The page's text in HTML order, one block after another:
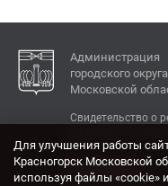
Администрация
городского
Московской
Свидетельство о
КОНТАКТЫ
Для улучшения работы
Красногорск Московской
используя файлы «cookie»